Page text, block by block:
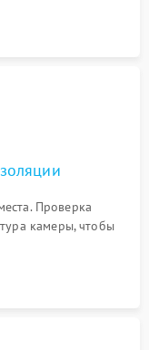
и замена
Проверка
камеры, чтобы
и потерю тепла.
шкафа.